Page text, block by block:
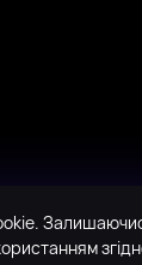
права